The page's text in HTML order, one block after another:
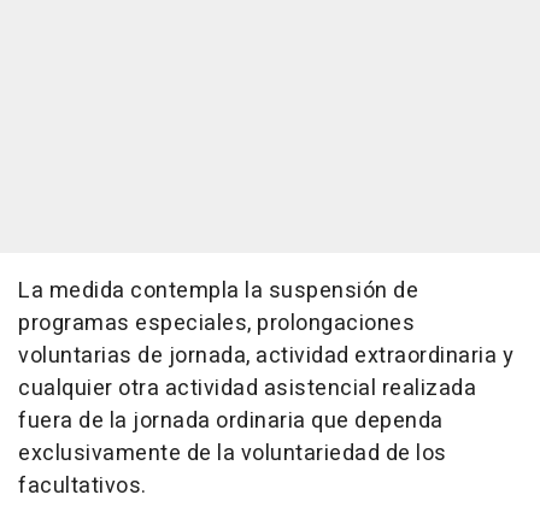
La medida contempla la suspensión de
programas especiales, prolongaciones
voluntarias de jornada, actividad extraordinaria y
cualquier otra actividad asistencial realizada
fuera de la jornada ordinaria que dependa
exclusivamente de la voluntariedad de los
facultativos.